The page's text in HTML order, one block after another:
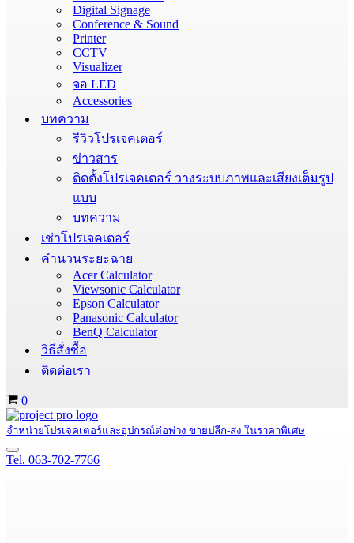
Digital Signage
Conference & Sound
Printer
CCTV
Visualizer
จอ LED
Accessories
บทความ
รีวิวโปรเจคเตอร์
ข่าวสาร
ติดตั้งโปรเจคเตอร์ วางระบบภาพและเสียงเต็มรูป
แบบ
บทความ
เช่าโปรเจคเตอร์
คำนวนระยะฉาย
Acer Calculator
Viewsonic Calculator
Epson Calculator
Panasonic Calculator
BenQ Calculator
วิธีสั่งซื้อ
ติดต่อเรา
Cart
0
จำหน่ายโปรเจคเตอร์และอุปกรณ์ต่อพ่วง ขายปลีก-ส่ง ในราคาพิเศษ
Navigation
Menu
Tel. 063-702-7766